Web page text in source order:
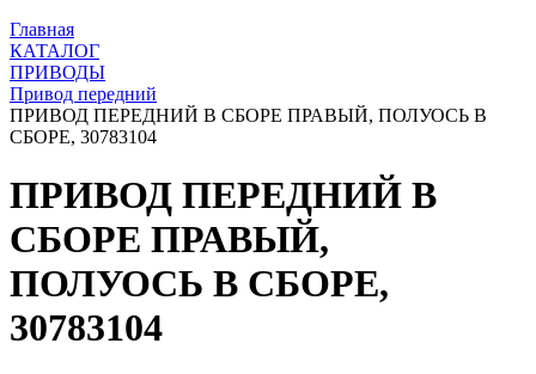
Главная
КАТАЛОГ
ПРИВОДЫ
Привод передний
ПРИВОД ПЕРЕДНИЙ В СБОРЕ ПРАВЫЙ, ПОЛУОСЬ В
СБОРЕ, 30783104
ПРИВОД ПЕРЕДНИЙ В
СБОРЕ ПРАВЫЙ,
ПОЛУОСЬ В СБОРЕ,
30783104